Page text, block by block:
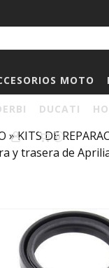
MOTO
DUCATI
0
»KITS DE
y trasera de